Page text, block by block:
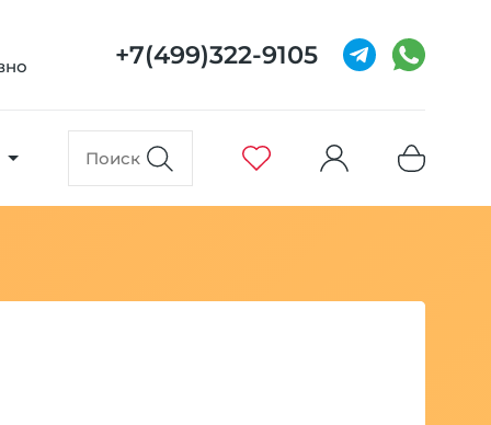
+7(499)322-9105